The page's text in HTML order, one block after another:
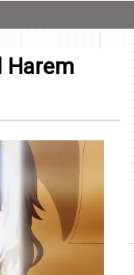
Harem